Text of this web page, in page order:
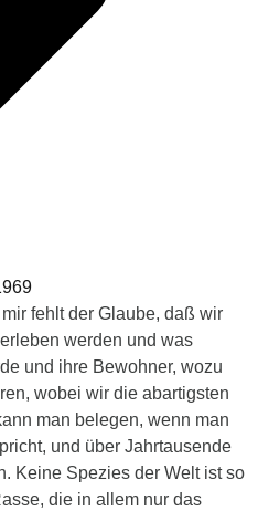
fehlt der Glaube, daß wir
werden und was
und ihre Bewohner, wozu
wobei wir die abartigsten
man belegen, wenn man
und über Jahrtausende
Keine Spezies der Welt ist so
die in allem nur das